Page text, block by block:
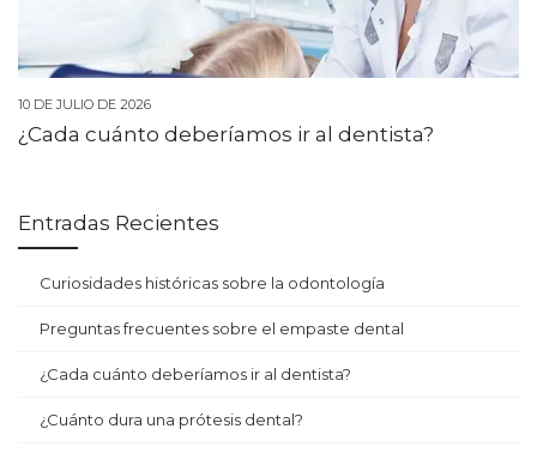
10 DE JULIO DE 2026
¿Cada cuánto deberíamos ir al dentista?
Entradas Recientes
Curiosidades históricas sobre la odontología
Preguntas frecuentes sobre el empaste dental
¿Cada cuánto deberíamos ir al dentista?
¿Cuánto dura una prótesis dental?